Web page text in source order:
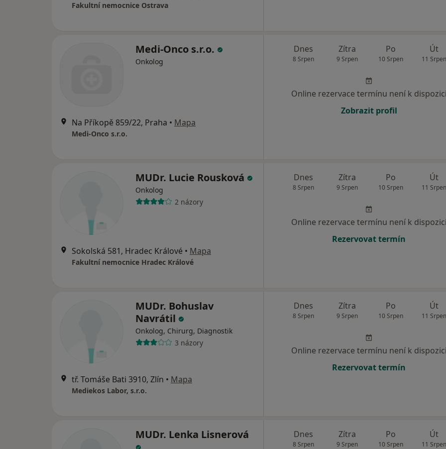
Fakultní nemocnice Ostrava
Medi-Onco s.r.o.
Onkolog
Na Příkopě 859/22, Praha • Mapa
Medi-Onco s.r.o.
Dnes
8 Srpen
Zítra
9 Srpen
Po
10 Srpen
Út
11 Srpen
Online rezervace termínu není k dispozici
Zobrazit profil
MUDr. Lucie Rousková
Onkolog
2 názory
Sokolská 581, Hradec Králové • Mapa
Fakultní nemocnice Hradec Králové
Dnes
8 Srpen
Zítra
9 Srpen
Po
10 Srpen
Út
11 Srpen
Online rezervace termínu není k dispozici
Rezervovat termín
MUDr. Bohuslav
Navrátil
Onkolog, Chirurg, Diagnostik
3 názory
tř. Tomáše Bati 3910, Zlín • Mapa
Mediekos Labor, s.r.o.
Dnes
8 Srpen
Zítra
9 Srpen
Po
10 Srpen
Út
11 Srpen
Online rezervace termínu není k dispozici
Rezervovat termín
MUDr. Lenka Lisnerová Dnes
8 Srpen
Zítra
9 Srpen
Po
10 Srpen
Út
11 Srpen